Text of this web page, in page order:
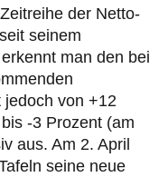
der Netto-
seinem
man den bei
jedoch von +12
-3 Prozent (am
aus. Am 2. April
seine neue